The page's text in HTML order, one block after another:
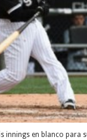
innings en blanco para